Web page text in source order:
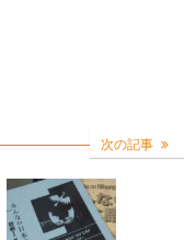
次の記事